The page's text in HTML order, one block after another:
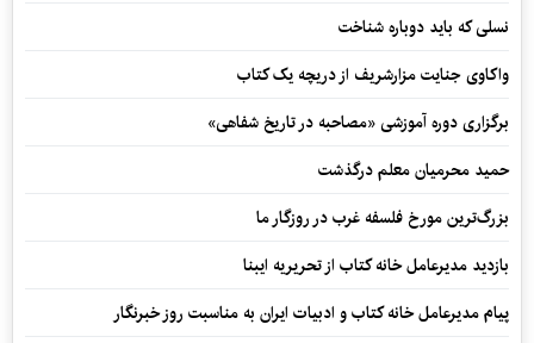
نسلی که باید دوباره شناخت
واکاوی جنایت مزارشریف از دریچه یک کتاب
برگزاری دوره آموزشی «مصاحبه در تاریخ شفاهی»
حمید محرمیان معلم درگذشت
بزرگ‌ترین مورخ فلسفه غرب در روزگار ما
بازدید مدیرعامل خانه کتاب از تحریریه ایبنا
پیام مدیرعامل خانه کتاب و ادبیات ایران به مناسبت روز خبرنگار